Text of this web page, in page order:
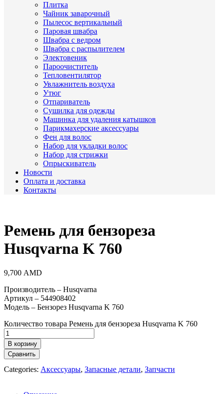
Плитка
Чайник заварочный
Пылесос вертикальный
Паровая швабра
Швабра с ведром
Швабра с распылителем
Электовеник
Пароочиститель
Тепловентилятор
Увлажнитель воздуха
Утюг
Отпариватель
Сушилка для одежды
Машинка для удаления катышков
Парикмахерские аксессуары
Фен для волос
Набор для укладки волос
Набор для стрижки
Опрыскиватель
Новости
Оплата и доставка
Контакты
Ремень для бензореза
Husqvarna K 760
9,700 AMD
Производитель – Husqvarna
Артикул – 544908402
Модель – Бензорез Husqvarna K 760
Количество товара Ремень для бензореза Husqvarna K 760
В корзину
Сравнить
Categories: Аксессуары, Запасные детали, Запчасти